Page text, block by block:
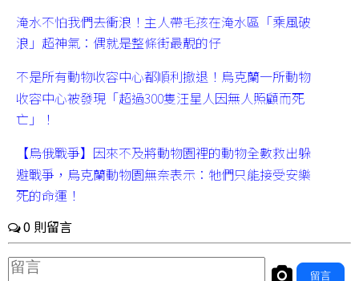
淹水不怕我們去衝浪！主人帶毛孩在淹水區「乘風破
浪」超神氣：偶就是整條街最靚的仔
不是所有動物收容中心都順利撤退！烏克蘭一所動物
收容中心被發現「超過300隻汪星人因無人照顧而死
亡」！
【烏俄戰爭】因來不及將動物園裡的動物全數救出躲
避戰爭，烏克蘭動物園無奈表示：牠們只能接受安樂
死的命運！